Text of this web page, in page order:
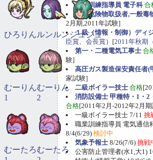
職業訓練指導員 電子科 合
甲種危険物取扱者,一般毒
2月期,2011年試験]
１級（情報・制御）ディ
臣賞、会長賞）[2011年秋期
第一・二種電気工事士 合
験]
高圧ガス製造保安責任者(
家試験]
二級ボイラー技士 合格
消防設備士 甲種特・1・2
合格[2011年2月-2012年2月
一級ボイラー技士 7/11 挑
職業訓練指導員 電気通信
8/4(6/29) 検討中
気象予報士 8/26(7/6) 挑戦
公害防止管理者(水1,大1)
ひろりんルンルンジュジュ
むーりん
1
むーりん
2
むーたろむーたろ